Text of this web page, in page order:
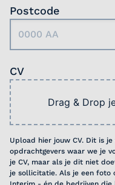
Postcode
CV
Drag & Drop
Upload hier jouw CV. Dit is
opdrachtgevers waar we je
je CV, maar als je dit niet
je sollicitatie. Als je een foto